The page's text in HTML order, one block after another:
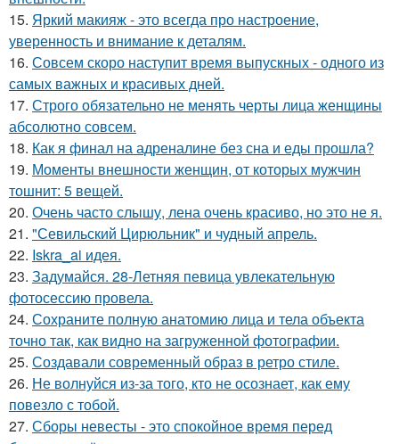
15. Яркий макияж - это всегда про настроение,
уверенность и внимание к деталям.
16. Совсем скоро наступит время выпускных - одного из
самых важных и красивых дней.
17. Строго обязательно не менять черты лица женщины
абсолютно совсем.
18. Как я финал на адреналине без сна и еды прошла?
19. Моменты внешности женщин, от которых мужчин
тошнит: 5 вещей.
20. Очень часто слышу, лена очень красиво, но это не я.
21. "Севильский Цирюльник" и чудный апрель.
22. Iskra_ai идея.
23. Задумайся. 28-Летняя певица увлекательную
фотосессию провела.
24. Сохраните полную анатомию лица и тела объекта
точно так, как видно на загруженной фотографии.
25. Создавали современный образ в ретро стиле.
26. Не волнуйся из-за того, кто не осознает, как ему
повезло с тобой.
27. Сборы невесты - это спокойное время перед